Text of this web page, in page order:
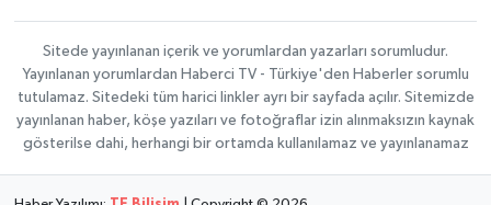
Sitede yayınlanan içerik ve yorumlardan yazarları sorumludur.
Yayınlanan yorumlardan Haberci TV - Türkiye'den Haberler sorumlu
tutulamaz. Sitedeki tüm harici linkler ayrı bir sayfada açılır. Sitemizde
yayınlanan haber, köşe yazıları ve fotoğraflar izin alınmaksızın kaynak
gösterilse dahi, herhangi bir ortamda kullanılamaz ve yayınlanamaz